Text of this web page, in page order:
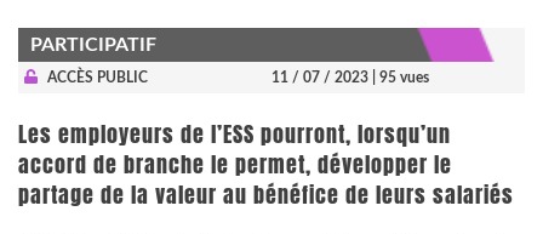
PARTICIPATIF
ACCÈS PUBLIC 11 / 07 / 2023 | 95 vues
Les employeurs de l’ESS pourront, lorsqu’un
accord de branche le permet, développer le
partage de la valeur au bénéfice de leurs salariés